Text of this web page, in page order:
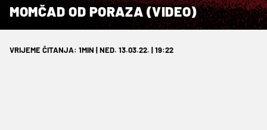
MOMČAD OD PORAZA (VIDEO)
VRIJEME ČITANJA: 1MIN | NED. 13.03.22. | 19:22